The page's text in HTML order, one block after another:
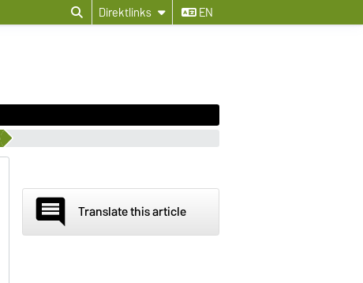
Direktlinks EN
comment Translate this article